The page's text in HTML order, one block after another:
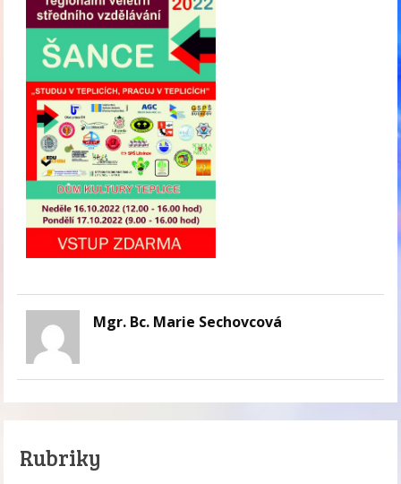
Mgr. Bc. Marie Sechovcová
Rubriky